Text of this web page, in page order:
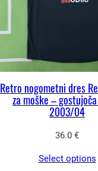
Retro nogometni dres
za moške –
2003/04
36.0 €
Select options